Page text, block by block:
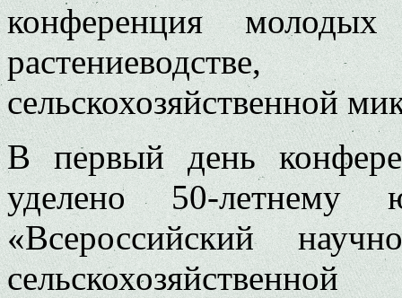
конференция
сельскохозяйственной
В первый день
уделено 50-
«Всероссийский